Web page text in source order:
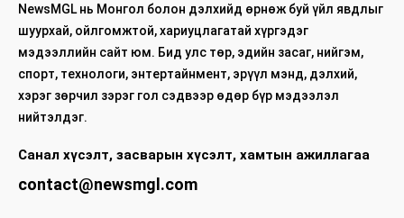
NewsMGL нь Монгол болон дэлхийд өрнөж буй үйл явдлыг
шуурхай, ойлгомжтой, хариуцлагатай хүргэдэг
мэдээллийн сайт юм. Бид улс төр, эдийн засаг, нийгэм,
спорт, технологи, энтертайнмент, эрүүл мэнд, дэлхий,
хэрэг зөрчил зэрэг гол сэдвээр өдөр бүр мэдээлэл
нийтэлдэг.
Санал хүсэлт, засварын хүсэлт, хамтын ажиллагаа
contact@newsmgl.com